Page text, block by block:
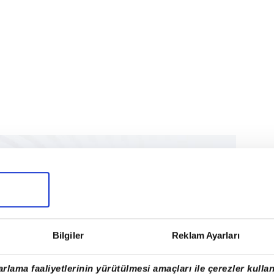
Bilgiler Reklam Ayarları
faaliyetlerinin yürütülmesi amaçları ile çerezler